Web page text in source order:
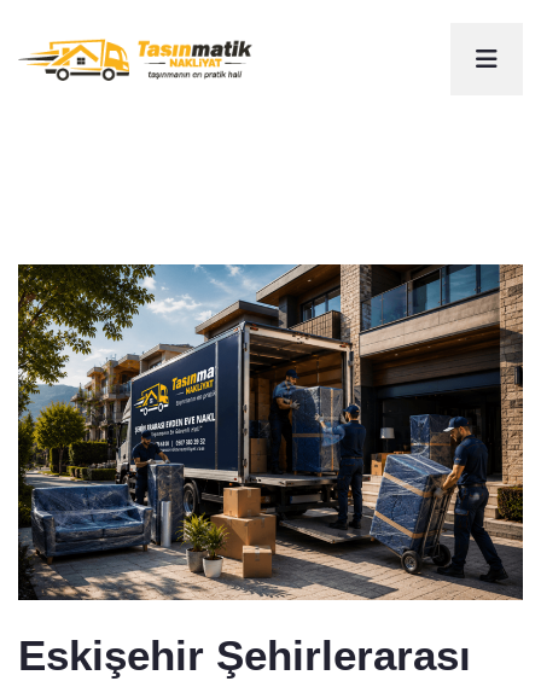
Eskişehir Şehirlerarası